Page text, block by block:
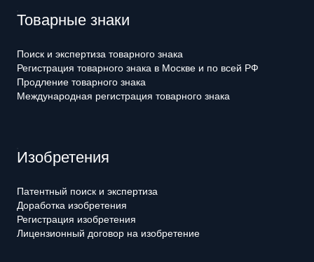
Товарные знаки
Поиск и экспертиза товарного знака
Регистрация товарного знака в Москве и по всей РФ
Продление товарного знака
Международная регистрация товарного знака
Изобретения
Патентный поиск и экспертиза
Доработка изобретения
Регистрация изобретения
Лицензионный договор на изобретение